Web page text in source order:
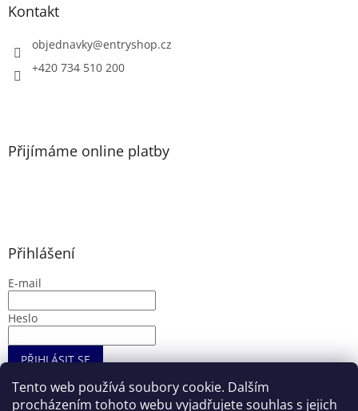
Tento web používá soubory cookie. Dalším
procházením tohoto webu vyjadřujete souhlas s jejich
Kontakt
objednavky@entryshop.cz
+420 734 510 200
Přijímáme online platby
Přihlášení
E-mail
Heslo
PŘIHLÁSIT SE
Nová registrace Zapomenuté heslo